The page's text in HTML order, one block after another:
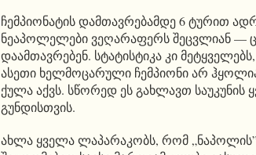
ჩემპიონატის დამთავრებამდე 6 ტურით
ნეაპოლელები ვეღარაფერს შეცვლიან —
დაამთავრებენ. სტატისტიკა კი
ასეთი ხელმოცარული ჩემპიონი არ
ქულა აქვს. სწორედ ეს გახლავთ საუკუნის
გუნდისთვის.
ახლა ყველა ლაპარაკობს, რომ „ნაპოლის”